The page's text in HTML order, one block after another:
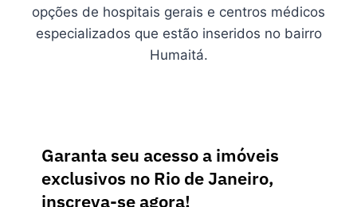
opções de hospitais gerais e centros médicos
especializados que estão inseridos no bairro
Humaitá.
Garanta seu acesso a imóveis
exclusivos no Rio de Janeiro,
inscreva-se agora!